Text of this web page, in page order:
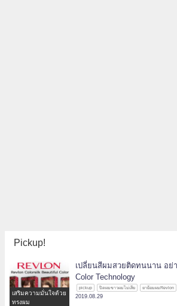
Pickup!
เสริมความมั่นใจด้วย
ทรงผม
เปลี่ยนสีผมสวยติดทนนาน อย่
Color Technology
pickup ปิดผมขาวผมไม่เสีย ยาย้อมผมRevlon
2019.08.29